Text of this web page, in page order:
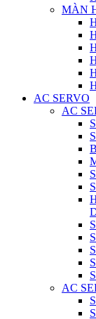
MÀN
AC SERVO
AC
AC